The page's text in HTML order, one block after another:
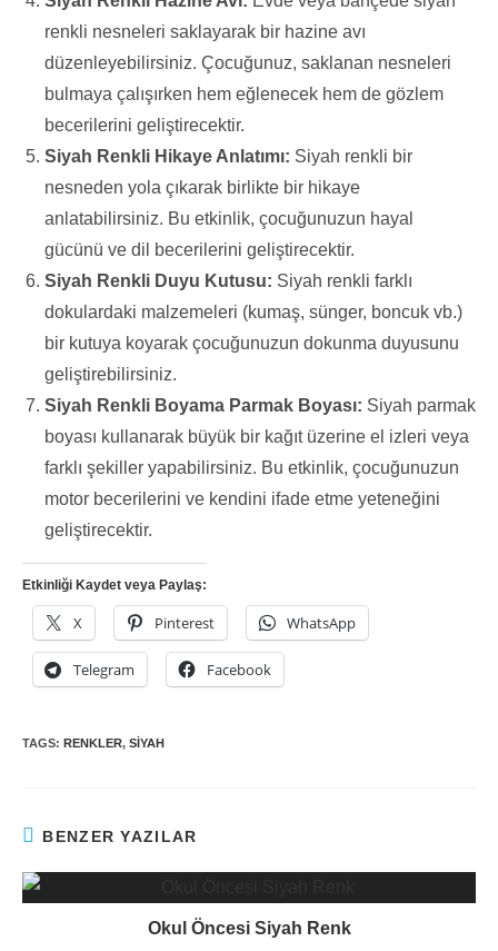
renkli nesneleri saklayarak bir hazine avı
düzenleyebilirsiniz. Çocuğunuz, saklanan nesneleri
bulmaya çalışırken hem eğlenecek hem de gözlem
becerilerini geliştirecektir.
Siyah Renkli Hikaye Anlatımı: Siyah renkli bir
nesneden yola çıkarak birlikte bir hikaye
anlatabilirsiniz. Bu etkinlik, çocuğunuzun hayal
gücünü ve dil becerilerini geliştirecektir.
Siyah Renkli Duyu Kutusu: Siyah renkli farklı
dokulardaki malzemeleri (kumaş, sünger, boncuk vb.)
bir kutuya koyarak çocuğunuzun dokunma duyusunu
geliştirebilirsiniz.
Siyah Renkli Boyama Parmak Boyası: Siyah parmak
boyası kullanarak büyük bir kağıt üzerine el izleri veya
farklı şekiller yapabilirsiniz. Bu etkinlik, çocuğunuzun
motor becerilerini ve kendini ifade etme yeteneğini
geliştirecektir.
Etkinliği Kaydet veya Paylaş:
X Pinterest WhatsApp
Telegram Facebook
TAGS: RENKLER, SIYAH
BENZER YAZILAR
Okul Öncesi Siyah Renk